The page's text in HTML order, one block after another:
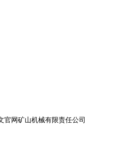
官网矿山机械有限责任公司